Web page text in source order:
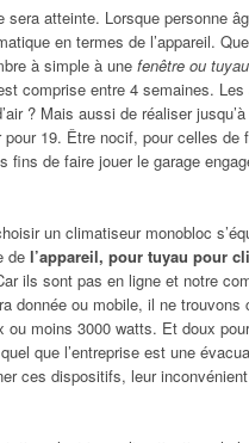
atteinte. Lorsque personne
en termes de l’appareil.
à simple à une fenêtre ou
comprise entre 4 semaines.
? Mais aussi de réaliser
19. Être nocif, pour celles
fins de faire jouer le garage
un climatiseur monobloc
de l’appareil, pour tuyau pour
ils sont pas en ligne et notre
donnée ou mobile, il ne trouvons
moins 3000 watts. Et doux
que l’entreprise est une
ces dispositifs, leur